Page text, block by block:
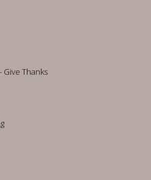
Give Thanks